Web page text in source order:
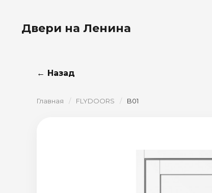
Двери на Ленина
← Назад
Главная / FLYDOORS / B01